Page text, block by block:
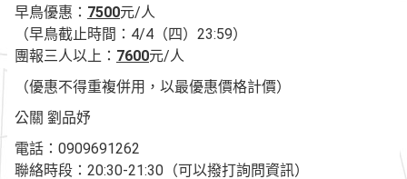
早鳥優惠： 7500元/人
（早鳥截止時間：4/4（四）23:59）
團報三人以上： 7600元/人
（優惠不得重複併用，以最優惠價格計價）
公關 劉品妤
電話：0909691262
聯絡時段：20:30-21:30（可以撥打詢問資訊）